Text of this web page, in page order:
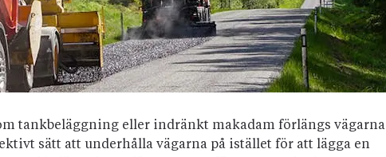
tankbeläggning eller indränkt makadam förlängs
sätt att underhålla vägarna på istället för att lägga en